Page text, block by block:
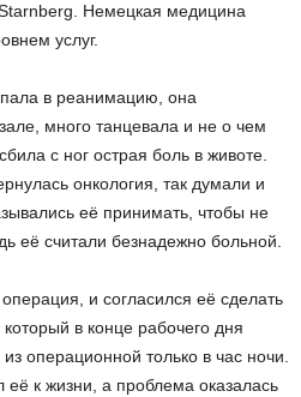
Немецкая медицина
услуг.
в реанимацию, она
много танцевала и не о чем
с ног острая боль в животе.
онкология, так думали и
её принимать, чтобы не
её считали безнадежно больной.
и согласился её сделать
в конце рабочего дня
операционной только в час ночи.
её к жизни, а проблема оказалась